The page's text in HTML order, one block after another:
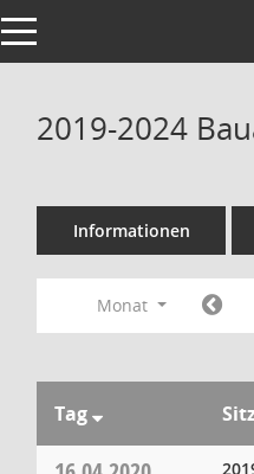
Toggle navigation
2019-2024
Informationen
Monat
Tag